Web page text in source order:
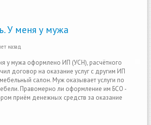
У меня у мужа
назад
у мужа оформлено ИП (УСН), расчётного
договор на оказание услуг с другим ИП
салон. Муж оказывает услуги по
Правомерно ли оформление им БСО -
приём денежных средств за оказание